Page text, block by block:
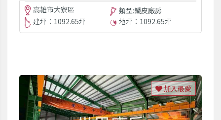
高雄市大寮區
類型:鐵皮廠房
建坪：1092.65坪
地坪：1092.65坪
加入最愛